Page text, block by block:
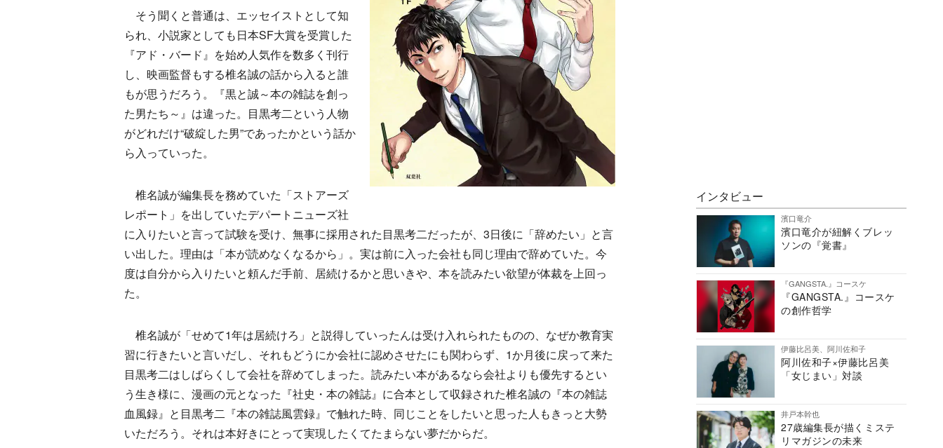
そう聞くと普通は、エッセイストとして知
られ、小説家としても日本SF大賞を受賞した
『アド・バード』を始め人気作を数多く刊行
し、映画監督もする椎名誠の話から入ると誰
もが思うだろう。『黒と誠～本の雑誌を創っ
た男たち～』は違った。目黒考二という人物
がどれだけ“破綻した男”であったかという話か
ら入っていった。
椎名誠が編集長を務めていた「ストアーズ
レポート」を出していたデパートニューズ社
に入りたいと言って試験を受け、無事に採用された目黒考二だったが、3日後に「辞めたい」と言
い出した。理由は「本が読めなくなるから」。実は前に入った会社も同じ理由で辞めていた。今
度は自分から入りたいと頼んだ手前、居続けるかと思いきや、本を読みたい欲望が体裁を上回っ
た。
椎名誠が「せめて1年は居続けろ」と説得していったんは受け入れられたものの、なぜか教育実
習に行きたいと言いだし、それもどうにか会社に認めさせたにも関わらず、1か月後に戻って来た
目黒考二はしばらくして会社を辞めてしまった。読みたい本があるなら会社よりも優先するとい
う生き様に、漫画の元となった『社史・本の雑誌』に合本として収録された椎名誠の『本の雑誌
血風録』と目黒考二『本の雑誌風雲録』で触れた時、同じことをしたいと思った人もきっと大勢
いただろう。それは本好きにとって実現したくてたまらない夢だからだ。
インタビュー
濱口竜介
濱口竜介が紐解くブレッ
ソンの『覚書』
『GANGSTA.』コースケ
『GANGSTA.』コースケ
の創作哲学
伊藤比呂美、阿川佐和子
阿川佐和子×伊藤比呂美
「女じまい」対談
井戸本幹也
27歳編集長が描くミステ
リマガジンの未来